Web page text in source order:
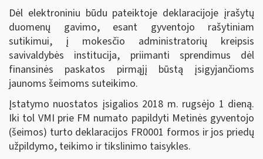
Dėl elektroniniu būdu pateiktoje deklaracijoje įrašytų
duomenų gavimo, esant gyventojo rašytiniam
sutikimui, į mokesčio administratorių kreipsis
savivaldybės institucija, priimanti sprendimus dėl
finansinės paskatos pirmąjį būstą įsigyjančioms
jaunoms šeimoms suteikimo.
Įstatymo nuostatos įsigalios 2018 m. rugsėjo 1 dieną.
Iki tol VMI prie FM numato papildyti Metinės gyventojo
(šeimos) turto deklaracijos FR0001 formos ir jos priedų
užpildymo, teikimo ir tikslinimo taisykles.